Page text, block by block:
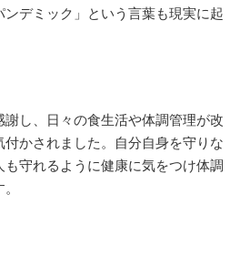
デミック」という言葉も現実に起
し、日々の食生活や体調管理が改
かされました。自分自身を守りな
守れるように健康に気をつけ体調